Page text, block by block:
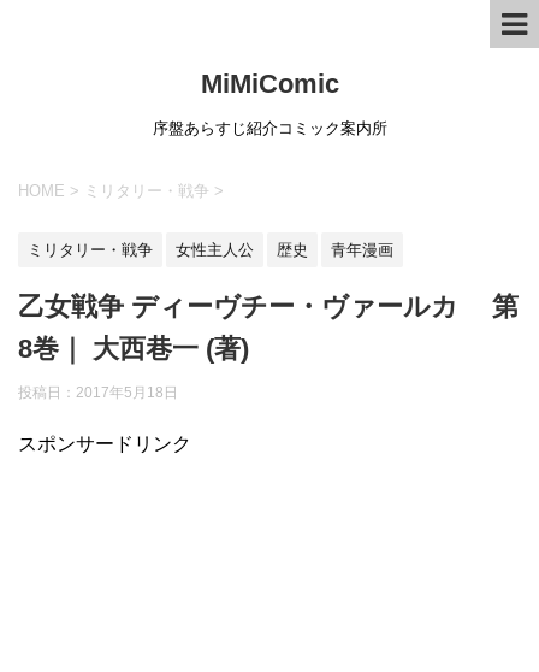
MiMiComic
序盤あらすじ紹介コミック案内所
HOME > ミリタリー・戦争 >
ミリタリー・戦争 女性主人公 歴史 青年漫画
乙女戦争 ディーヴチー・ヴァールカ 第
8巻｜ 大西巷一 (著)
投稿日： 2017年5月18日
スポンサードリンク